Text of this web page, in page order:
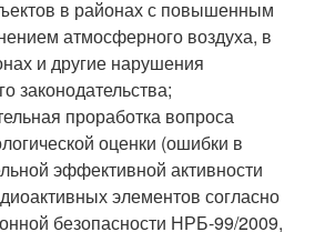
в районах с повышенным
атмосферного воздуха, в
и другие нарушения
законодательства;
проработка вопроса
оценки (ошибки в
эффективной активности
элементов согласно
безопасности НРБ-99/2009,